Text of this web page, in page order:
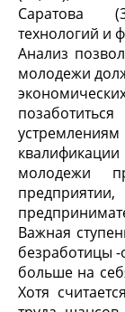
Саратова
технологий и
Анализ
молодежи
квалификации
молодежи
Важная
безработицы -
больше на
Хотя